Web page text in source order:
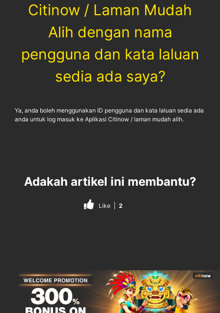
Citinow / Laman Mudah
Alih dengan nama
pengguna dan kata laluan
sedia ada saya?
Ya, anda boleh menggunakan ID pengguna dan kata laluan sedia ada
anda untuk log masuk ke Aplikasi Citinow / laman mudah alih.
Adakah artikel ini membantu?
Like 2